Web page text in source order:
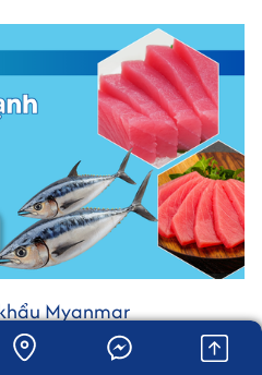
Myanmar